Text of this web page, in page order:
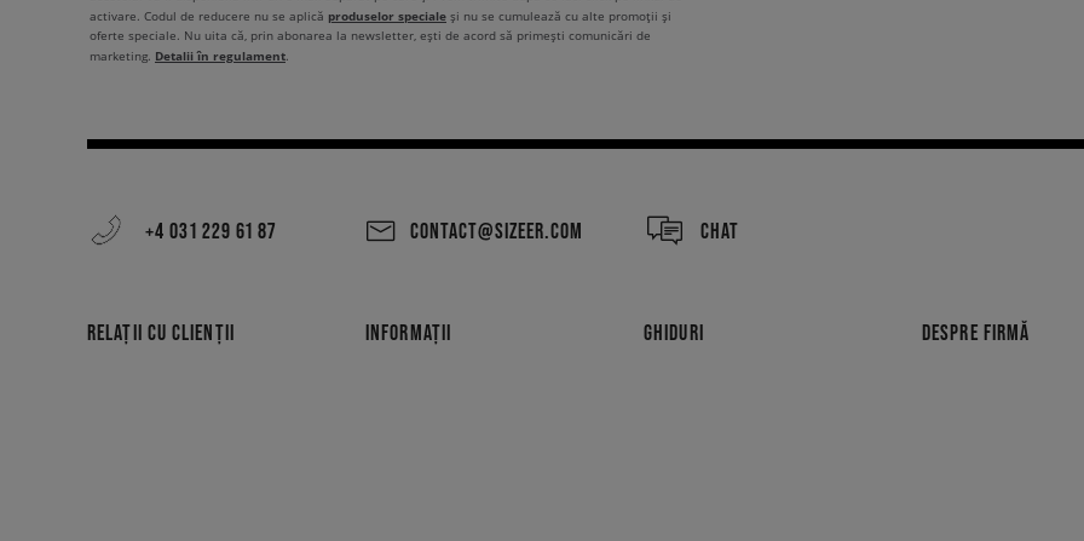
activare. Codul de reducere nu se aplică produselor speciale și nu se cumulează cu alte promoții și
oferte speciale. Nu uita că, prin abonarea la newsletter, ești de acord să primești comunicări de
marketing. Detalii în regulament.
+4 031 229 61 87 CONTACT@SIZEER.COM CHAT
RELAȚII CU CLIENȚII INFORMAȚII GHIDURI DESPRE FIRMĂ